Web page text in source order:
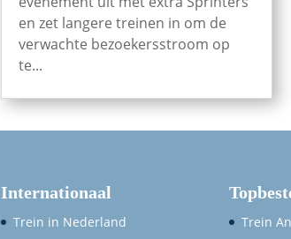
en zet langere treinen in om de
verwachte bezoekersstroom op
te...
Internationaal
Trein in Nederland
Trein